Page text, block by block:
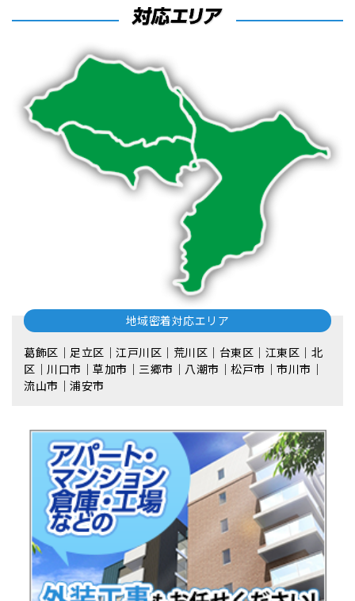
地域密着対応エリア
葛飾区｜足立区｜江戸川区｜荒川区｜台東区｜江東区｜北
区｜川口市｜草加市｜三郷市｜八潮市｜松⼾市｜市川市｜
流⼭市｜浦安市